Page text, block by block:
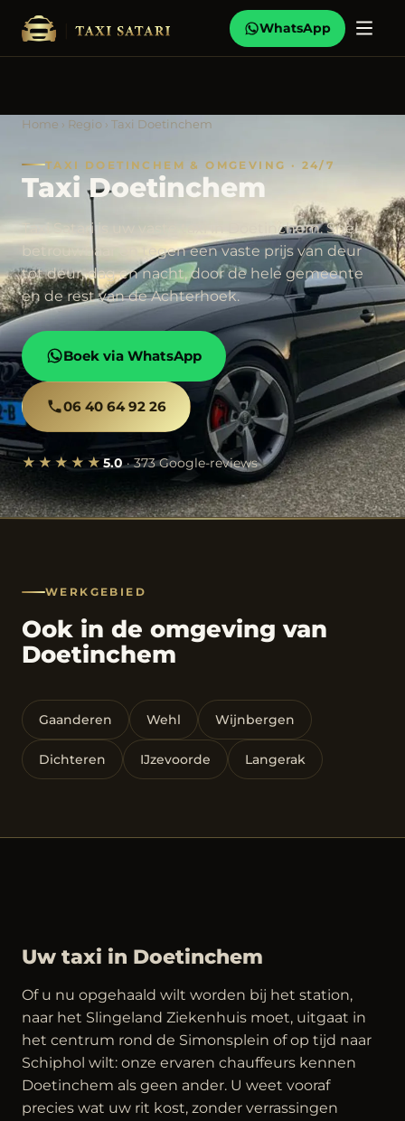
WhatsApp
Home › Regio › Taxi Doetinchem
TAXI DOETINCHEM & OMGEVING · 24/7
Taxi Doetinchem
Taxi Satari is uw vaste taxi in Doetinchem. Snel,
betrouwbaar en tegen een vaste prijs van deur
tot deur, dag en nacht, door de hele gemeente
en de rest van de Achterhoek.
Boek via WhatsApp
06 40 64 92 26
★★★★★ 5.0· 373 Google-reviews
WERKGEBIED
Ook in de omgeving van
Doetinchem
Gaanderen Wehl Wijnbergen
Dichteren IJzevoorde Langerak
Uw taxi in Doetinchem
Of u nu opgehaald wilt worden bij het station,
naar het Slingeland Ziekenhuis moet, uitgaat in
het centrum rond de Simonsplein of op tijd naar
Schiphol wilt: onze ervaren chauffeurs kennen
Doetinchem als geen ander. U weet vooraf
precies wat uw rit kost, zonder verrassingen